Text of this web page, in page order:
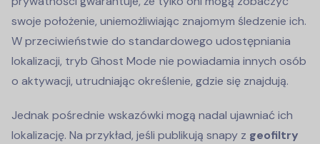
swoje położenie, uniemożliwiając znajomym śledzenie ich.
W przeciwieństwie do standardowego udostępniania
lokalizacji, tryb Ghost Mode nie powiadamia innych osób
o aktywacji, utrudniając określenie, gdzie się znajdują.
Jednak pośrednie wskazówki mogą nadal ujawniać ich
lokalizację. Na przykład, jeśli publikują snapy z geofiltry